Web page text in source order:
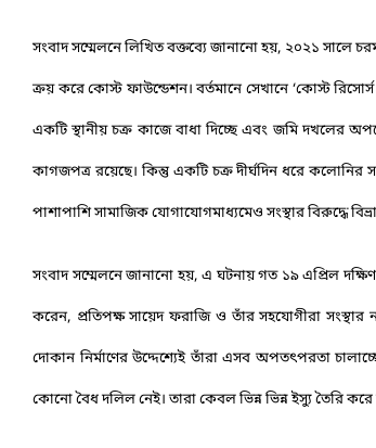
সংবাদ সম্মেলনে লিখিত বক্তব্যে জানানো হয়, ২০২১ সালে
ক্রয় করে কোস্ট ফাউন্ডেশন। বর্তমানে সেখানে ‘কোস্ট
একটি স্থানীয় চক্র কাজে বাধা দিচ্ছে এবং জমি দখলের
কাগজপত্র রয়েছে। কিন্তু একটি চক্র দীর্ঘদিন ধরে কলোনির
পাশাপাশি সামাজিক যোগাযোগমাধ্যমেও সংস্থার বিরুদ্ধে
সংবাদ সম্মেলনে জানানো হয়, এ ঘটনায় গত ১৯ এপ্রিল
করেন, প্রতিপক্ষ সায়েদ ফরাজি ও তাঁর সহযোগীরা সংস্থার
দোকান নির্মাণের উদ্দেশ্যেই তাঁরা এসব অপতৎপরতা
কোনো বৈধ দলিল নেই। তারা কেবল ভিন্ন ভিন্ন ইস্যু তৈরি